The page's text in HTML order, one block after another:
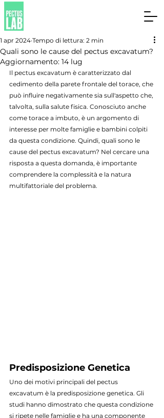
Quali sono le cause del pectus excavatum?
1 apr 2024 Tempo di lettura: 2 min
Aggiornamento: 14 lug
Il pectus excavatum è caratterizzato dal
cedimento della parete frontale del torace, che
può influire negativamente sia sull'aspetto che,
talvolta, sulla salute fisica. Conosciuto anche
come torace a imbuto, è un argomento di
interesse per molte famiglie e bambini colpiti
da questa condizione. Quindi, quali sono le
cause del pectus excavatum? Nel cercare una
risposta a questa domanda, è importante
comprendere la complessità e la natura
multifattoriale del problema.
Predisposizione Genetica
Uno dei motivi principali del pectus
excavatum è la predisposizione genetica. Gli
studi hanno dimostrato che questa condizione
si ripete nelle famiglie e ha una componente